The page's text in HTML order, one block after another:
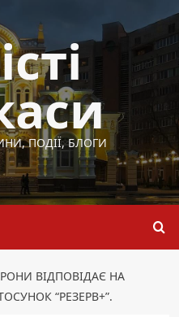
ПОДІЇ, БЛОГИ
ВІДПОВІДАЄ НА
“РЕЗЕРВ+”.